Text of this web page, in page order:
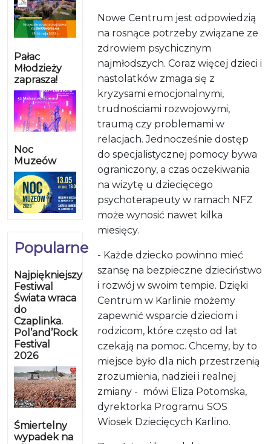
Pałac
Młodzieży
zaprasza!
Noc
Muzeów
Popularne
Najpiękniejszy
Festiwal
Świata wraca
do
Czaplinka.
Pol’and’Rock
Festival
2026
Śmiertelny
wypadek na
Nowe Centrum jest odpowiedzią
na rosnące potrzeby związane ze
zdrowiem psychicznym
najmłodszych. Coraz więcej dzieci i
nastolatków zmaga się z
kryzysami emocjonalnymi,
trudnościami rozwojowymi,
traumą czy problemami w
relacjach. Jednocześnie dostęp
do specjalistycznej pomocy bywa
ograniczony, a czas oczekiwania
na wizytę u dziecięcego
psychoterapeuty w ramach NFZ
może wynosić nawet kilka
miesięcy.
- Każde dziecko powinno mieć
szansę na bezpieczne dzieciństwo
i rozwój w swoim tempie. Dzięki
Centrum w Karlinie możemy
zapewnić wsparcie dzieciom i
rodzicom, które często od lat
czekają na pomoc. Chcemy, by to
miejsce było dla nich przestrzenią
zrozumienia, nadziei i realnej
zmiany - mówi Eliza Potomska,
dyrektorka Programu SOS
Wiosek Dziecięcych Karlino.